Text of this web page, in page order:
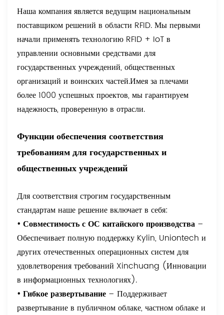
Наша компания является ведущим национальным
поставщиком решений в области RFID. Мы первыми
начали применять технологию RFID + IoT в
управлении основными средствами для
государственных учреждений, общественных
организаций и воинских частей.Имея за плечами
более 1000 успешных проектов, мы гарантируем
надежность, проверенную в отрасли.
Функции обеспечения соответствия
требованиям для государственных и
общественных учреждений
Для соответствия строгим государственным
стандартам наше решение включает в себя:
• Совместимость с ОС китайского производства –
Обеспечивает полную поддержку Kylin, Uniontech и
других отечественных операционных систем для
удовлетворения требований Xinchuang (Инновации
в информационных технологиях).
• Гибкое развертывание – Поддерживает
развертывание в публичном облаке, частном облаке и